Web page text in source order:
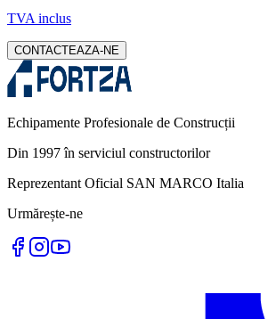
TVA inclus
CONTACTEAZA-NE
Echipamente Profesionale de Construcții
Din 1997 în serviciul constructorilor
Reprezentant Oficial SAN MARCO Italia
Urmărește-ne